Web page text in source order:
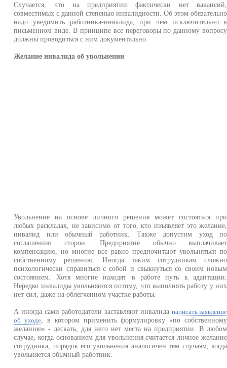
Случается, что на предприятии фактически нет вакансий,
совместимых с данной степенью инвалидности. Об этом обязательно
надо уведомить работника-инвалида, при чем исключительно в
письменном виде. В принципе все переговоры по данному вопросу
должны проводиться с ним документально.
Желание инвалида об увольнении
Увольнение на основе личного решения может состояться при
любых раскладах, не зависимо от того, кто изъявляет это желание,
инвалид или обычный работник. Также допустим уход по
соглашению сторон. Предприятие обычно выплачивает
компенсацию, но многие все равно предпочитают увольняться по
собственному решению. Иногда таким сотрудникам сложно
психологически справиться с собой и свыкнуться со своим новым
состоянием. Хотя многие находят в работе путь к адаптации.
Нередко инвалиды увольняются потому, что выполнять работу у них
нет сил, даже на облегченном участке работы.
А иногда сами работодатели заставляют инвалида написать заявление
об уходе , в котором применить формулировку «по собственному
желанию» - дескать, для него нет места на предприятии. В любом
случае, когда основанием для увольнения считается личное желание
сотрудника, порядок его увольнения аналогичен тем случаям, когда
увольняется обычный работник.